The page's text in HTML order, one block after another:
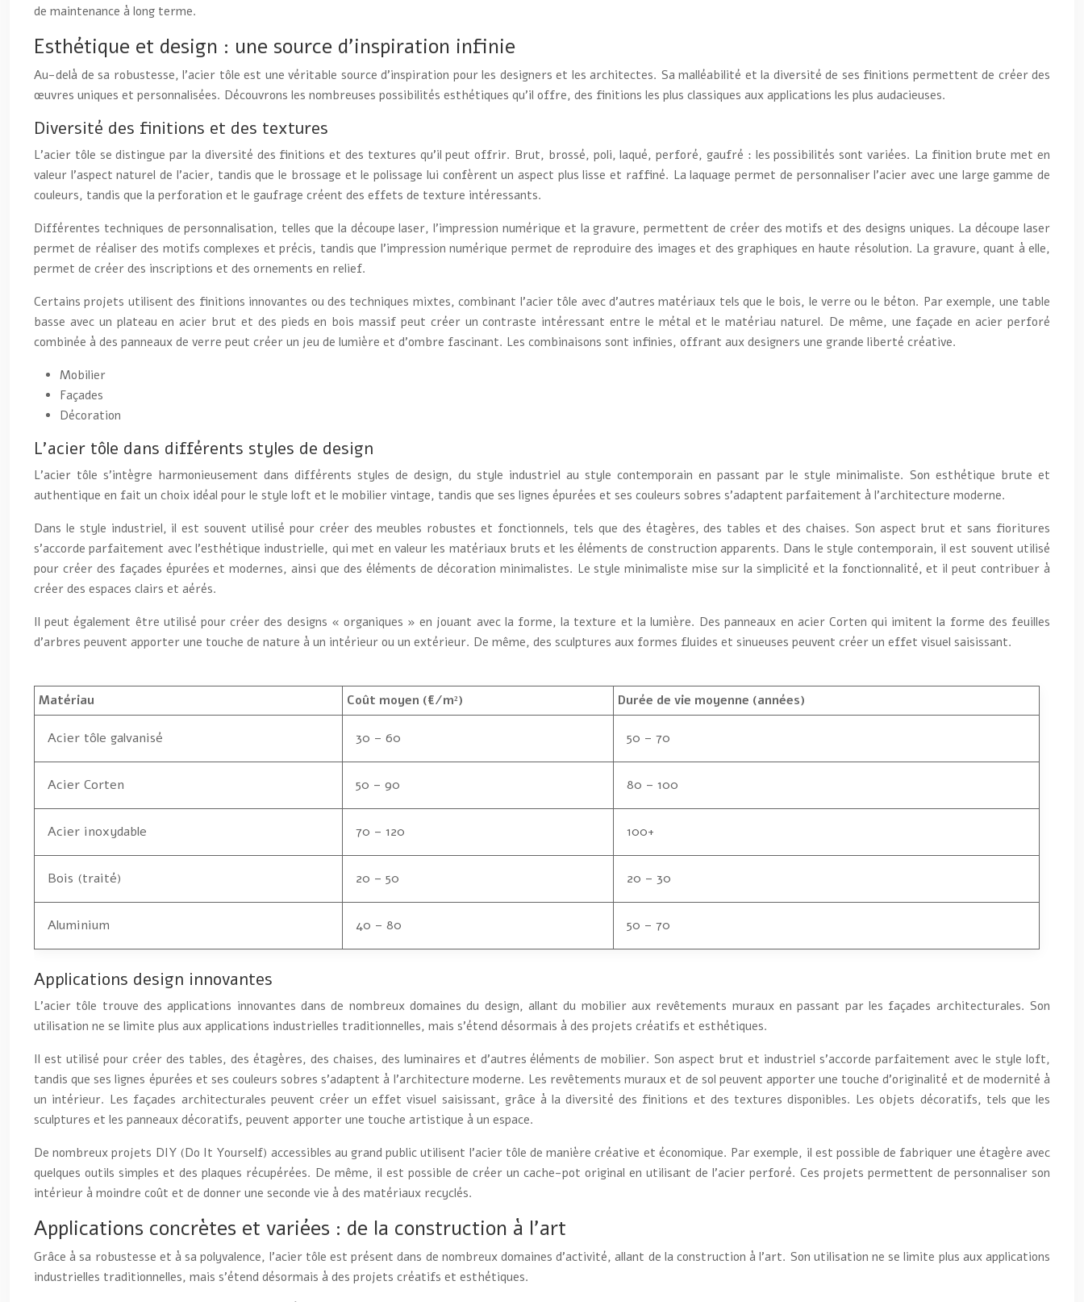
de maintenance à long terme.
Esthétique et design : une source d’inspiration infinie
Au-delà de sa robustesse, l’acier tôle est une véritable source d’inspiration pour les designers et les architectes. Sa malléabilité et la diversité de ses finitions permettent de créer des
œuvres uniques et personnalisées. Découvrons les nombreuses possibilités esthétiques qu’il offre, des finitions les plus classiques aux applications les plus audacieuses.
Diversité des finitions et des textures
L’acier tôle se distingue par la diversité des finitions et des textures qu’il peut offrir. Brut, brossé, poli, laqué, perforé, gaufré : les possibilités sont variées. La finition brute met en
valeur l’aspect naturel de l’acier, tandis que le brossage et le polissage lui confèrent un aspect plus lisse et raffiné. La laquage permet de personnaliser l’acier avec une large gamme de
couleurs, tandis que la perforation et le gaufrage créent des effets de texture intéressants.
Différentes techniques de personnalisation, telles que la découpe laser, l’impression numérique et la gravure, permettent de créer des motifs et des designs uniques. La découpe laser
permet de réaliser des motifs complexes et précis, tandis que l’impression numérique permet de reproduire des images et des graphiques en haute résolution. La gravure, quant à elle,
permet de créer des inscriptions et des ornements en relief.
Certains projets utilisent des finitions innovantes ou des techniques mixtes, combinant l’acier tôle avec d’autres matériaux tels que le bois, le verre ou le béton. Par exemple, une table
basse avec un plateau en acier brut et des pieds en bois massif peut créer un contraste intéressant entre le métal et le matériau naturel. De même, une façade en acier perforé
combinée à des panneaux de verre peut créer un jeu de lumière et d’ombre fascinant. Les combinaisons sont infinies, offrant aux designers une grande liberté créative.
Mobilier
Façades
Décoration
L’acier tôle dans différents styles de design
L’acier tôle s’intègre harmonieusement dans différents styles de design, du style industriel au style contemporain en passant par le style minimaliste. Son esthétique brute et
authentique en fait un choix idéal pour le style loft et le mobilier vintage, tandis que ses lignes épurées et ses couleurs sobres s’adaptent parfaitement à l’architecture moderne.
Dans le style industriel, il est souvent utilisé pour créer des meubles robustes et fonctionnels, tels que des étagères, des tables et des chaises. Son aspect brut et sans fioritures
s’accorde parfaitement avec l’esthétique industrielle, qui met en valeur les matériaux bruts et les éléments de construction apparents. Dans le style contemporain, il est souvent utilisé
pour créer des façades épurées et modernes, ainsi que des éléments de décoration minimalistes. Le style minimaliste mise sur la simplicité et la fonctionnalité, et il peut contribuer à
créer des espaces clairs et aérés.
Il peut également être utilisé pour créer des designs « organiques » en jouant avec la forme, la texture et la lumière. Des panneaux en acier Corten qui imitent la forme des feuilles
d’arbres peuvent apporter une touche de nature à un intérieur ou un extérieur. De même, des sculptures aux formes fluides et sinueuses peuvent créer un effet visuel saisissant.
Matériau Coût moyen (€/m²) Durée de vie moyenne (années)
Acier tôle galvanisé 30 – 60 50 – 70
Acier Corten 50 – 90 80 – 100
Acier inoxydable 70 – 120 100+
Bois (traité) 20 – 50 20 – 30
Aluminium 40 – 80 50 – 70
Applications design innovantes
L’acier tôle trouve des applications innovantes dans de nombreux domaines du design, allant du mobilier aux revêtements muraux en passant par les façades architecturales. Son
utilisation ne se limite plus aux applications industrielles traditionnelles, mais s’étend désormais à des projets créatifs et esthétiques.
Il est utilisé pour créer des tables, des étagères, des chaises, des luminaires et d’autres éléments de mobilier. Son aspect brut et industriel s’accorde parfaitement avec le style loft,
tandis que ses lignes épurées et ses couleurs sobres s’adaptent à l’architecture moderne. Les revêtements muraux et de sol peuvent apporter une touche d’originalité et de modernité à
un intérieur. Les façades architecturales peuvent créer un effet visuel saisissant, grâce à la diversité des finitions et des textures disponibles. Les objets décoratifs, tels que les
sculptures et les panneaux décoratifs, peuvent apporter une touche artistique à un espace.
De nombreux projets DIY (Do It Yourself) accessibles au grand public utilisent l’acier tôle de manière créative et économique. Par exemple, il est possible de fabriquer une étagère avec
quelques outils simples et des plaques récupérées. De même, il est possible de créer un cache-pot original en utilisant de l’acier perforé. Ces projets permettent de personnaliser son
intérieur à moindre coût et de donner une seconde vie à des matériaux recyclés.
Applications concrètes et variées : de la construction à l’art
Grâce à sa robustesse et à sa polyvalence, l’acier tôle est présent dans de nombreux domaines d’activité, allant de la construction à l’art. Son utilisation ne se limite plus aux applications
industrielles traditionnelles, mais s’étend désormais à des projets créatifs et esthétiques.